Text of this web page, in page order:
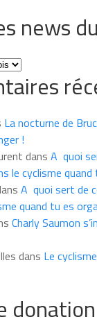
news
La nocturne de
!
dans A quoi
le cyclisme
A quoi sert de
quand tu es
Charly Saumon
dans Le
donation